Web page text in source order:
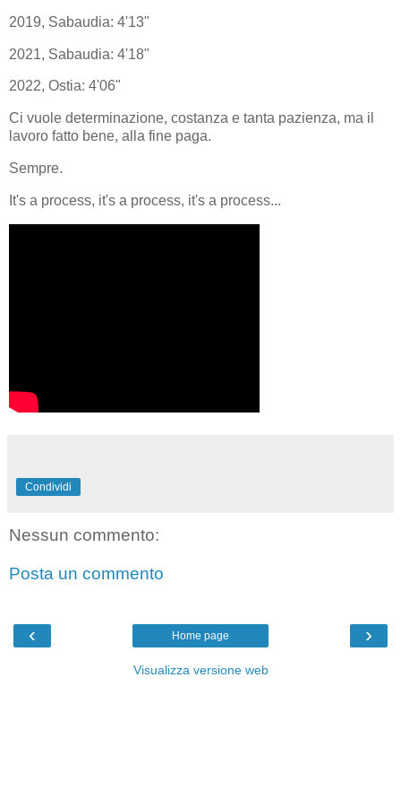
2019, Sabaudia: 4'13"
2021, Sabaudia: 4'18"
2022, Ostia: 4'06"
Ci vuole determinazione, costanza e tanta pazienza, ma il
lavoro fatto bene, alla fine paga.
Sempre.
It's a process, it's a process, it's a process...
Condividi
Nessun commento:
Posta un commento
‹ ›
Home page
Visualizza versione web